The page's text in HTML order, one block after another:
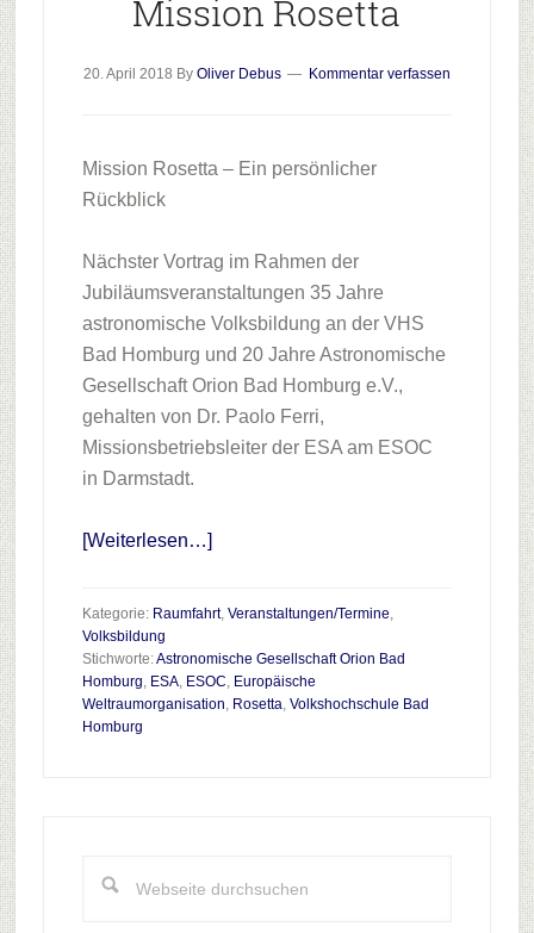
Mission Rosetta
20. April 2018 By Oliver Debus Kommentar verfassen
Mission Rosetta – Ein persönlicher
Rückblick
Nächster Vortrag im Rahmen der
Jubiläumsveranstaltungen 35 Jahre
astronomische Volksbildung an der VHS
Bad Homburg und 20 Jahre Astronomische
Gesellschaft Orion Bad Homburg e.V.,
gehalten von Dr. Paolo Ferri,
Missionsbetriebsleiter der ESA am ESOC
in Darmstadt.
[Weiterlesen…]Infos
Rosetta
Kategorie: Raumfahrt, Veranstaltungen/Termine,
Volksbildung
Stichworte:Astronomische Gesellschaft Orion Bad
Homburg, ESA, ESOC, Europäische
Weltraumorganisation, Rosetta, Volkshochschule Bad
Homburg
durchsuchen